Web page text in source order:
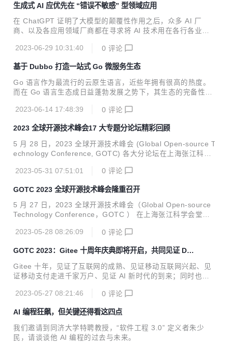
生成式 AI 应优先在 “错误不敏感” 型领域应用
在 ChatGPT 证明了大模型的颠覆性作用之后，众多 AI 厂
商、以及各应用领域厂商都在寻求将 AI 技术用在各行各业的
前还是毁誉参半，一方面 C 端用户利用 GAI 来创造的画作、
应用中还未取得大规模的落地。
2023-06-29 10:31:40 0 评论
基于 Dubbo 打造一站式 Go 微服务生态
Go 语言作为最流行的云原生语言，近些年拥有很高的热度。
而在 Go 语言生态成日益蓬勃发展之势下，其生态的完备性，
然需要类似于 Spring 的 Go 框架来支撑日常业务开发，渴望
bbo-go 服务框架应运而生。
2023-06-14 17:48:39 0 评论
2023 全球开源技术峰会17 大专题分论坛精彩回顾
5 月 28 日，2023 全球开源技术峰会 (Global Open-source T
echnology Conference, GOTC) 各大分论坛在上海张江科学
下帷幕，此次峰会共带来： 1 个主论坛、17 大专题论坛； 11
点议题； 200+ 技术大咖分享…… GOTC 2023，也恰逢 Gite
e 十周年，特别设置了 Gitee 十周年论坛，与新老朋友共同讲
述 Gitee 这十年在开发者生态、技术生态、商业生态上的蜕
变。Gitee 十年，见证了互联网的成熟、见...
2023-05-31 07:51:01 0 评论
GOTC 2023 全球开源技术峰会隆重召开
5 月 27 日，2023 全球开源技术峰会（Global Open-source
Technology Conference，GOTC ） 在上海张江科学会堂召
软件园与 Linux 基金会亚太区签约，正式落地 Linux 基金会亚
建上海开源生态。大会还围绕开源、AIGC、供应链安全等话
题展开主题演讲与圆桌讨论。
2023-05-28 08:26:09 0 评论
GOTC 2023：Gitee 十周年庆典即将开启，共同见证 De
vOps 未来
Gitee 十年，见证了互联网的成熟、见证移动互联网兴起、见
证移动支付走进千家万户、见证 AI 新时代的到来；同时也见
地、实践和推广。5 月 28 日，GOTC 2023 “Gitee 十周年”
朋友一同参与 Gitee 十周年庆典。
2023-05-27 08:21:46 0 评论
AI 编程狂飙，但关键还得看这四点
我们邀请到同济大学特聘教授，“软件工程 3.0” 定义者朱少
民，请谈谈他 AI 编程的过去与未来。